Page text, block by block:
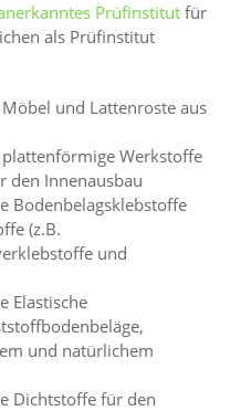
Prüfinstitut für
als Prüfinstitut
und Lattenroste aus
Werkstoffe
den Innenausbau
Bodenbelagsklebstoffe
(z.B.
und
Elastische
und natürlichem
Dichtstoffe für den